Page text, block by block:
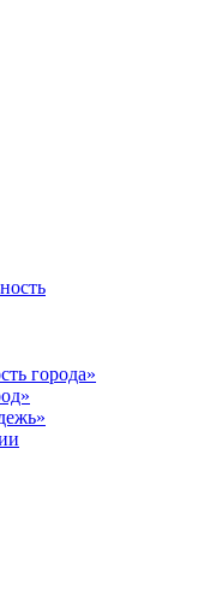
города»